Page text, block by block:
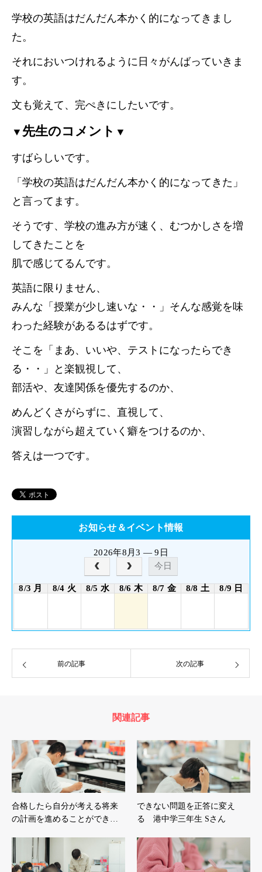
学校の英語はだんだん本かく的になってきまし
た。
それにおいつけれるように日々がんばっていきま
す。
文も覚えて、完ぺきにしたいです。
▼ 先生のコメント ▼
すばらしいです。
「学校の英語はだんだん本かく的になってきた」
と言ってます。
そうです、学校の進み方が速く、むつかしさを増
してきたことを
肌で感じてるんです。
英語に限りません、
みんな「授業が少し速いな・・」そんな感覚を味
わった経験があるるはずです。
そこを「まあ、いいや、テストになったらでき
る・・」と楽観視して、
部活や、友達関係を優先するのか、
めんどくさがらずに、直視して、
演習しながら超えていく癖をつけるのか、
答えは一つです。
お知らせ＆イベント情報
2026年8月3 — 9日
今日
8/3 月 8/4 火 8/5 水 8/6 木 8/7 金 8/8 土 8/9 日
前の記事 次の記事
関連記事
合格したら自分が考える将来
の計画を進めることができ…
できない問題を正答に変え
る 港中学三年生 Sさん